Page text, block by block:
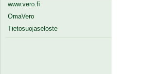
www.vero.fi
OmaVero
Tietosuojaseloste